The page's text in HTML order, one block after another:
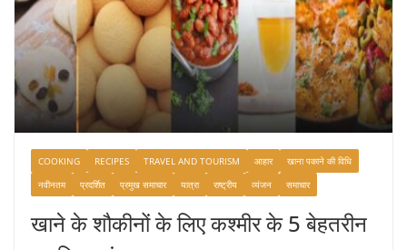
COOKING RECIPES TRAVEL AND TOURISM आहार
खाना पकाने की विधि
नवीनतम
प्रदर्शित प्रमुख समाचार यात्रा राष्ट्रीय व्यंजन समाचार
खाने के शौकीनों के लिए कश्मीर के 5 बेहतरीन